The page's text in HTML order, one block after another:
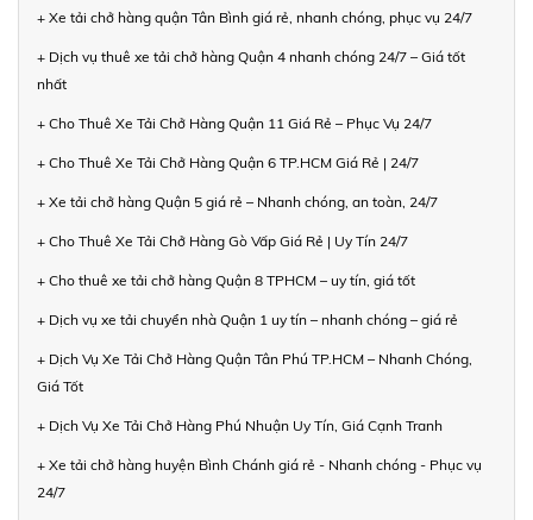
+ Xe tải chở hàng quận Tân Bình giá rẻ, nhanh chóng, phục vụ 24/7
+ Dịch vụ thuê xe tải chở hàng Quận 4 nhanh chóng 24/7 – Giá tốt
nhất
+ Cho Thuê Xe Tải Chở Hàng Quận 11 Giá Rẻ – Phục Vụ 24/7
+ Cho Thuê Xe Tải Chở Hàng Quận 6 TP.HCM Giá Rẻ | 24/7
+ Xe tải chở hàng Quận 5 giá rẻ – Nhanh chóng, an toàn, 24/7
+ Cho Thuê Xe Tải Chở Hàng Gò Vấp Giá Rẻ | Uy Tín 24/7
+ Cho thuê xe tải chở hàng Quận 8 TPHCM – uy tín, giá tốt
+ Dịch vụ xe tải chuyển nhà Quận 1 uy tín – nhanh chóng – giá rẻ
+ Dịch Vụ Xe Tải Chở Hàng Quận Tân Phú TP.HCM – Nhanh Chóng,
Giá Tốt
+ Dịch Vụ Xe Tải Chở Hàng Phú Nhuận Uy Tín, Giá Cạnh Tranh
+ Xe tải chở hàng huyện Bình Chánh giá rẻ - Nhanh chóng - Phục vụ
24/7